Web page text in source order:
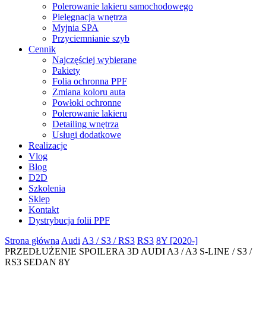
Polerowanie lakieru samochodowego
Pielęgnacja wnętrza
Myjnia SPA
Przyciemnianie szyb
Cennik
Najczęściej wybierane
Pakiety
Folia ochronna PPF
Zmiana koloru auta
Powłoki ochronne
Polerowanie lakieru
Detailing wnętrza
Usługi dodatkowe
Realizacje
Vlog
Blog
D2D
Szkolenia
Sklep
Kontakt
Dystrybucja folii PPF
Strona główna Audi A3 / S3 / RS3 RS3 8Y [2020-]
PRZEDŁUŻENIE SPOILERA 3D AUDI A3 / A3 S-LINE / S3 /
RS3 SEDAN 8Y